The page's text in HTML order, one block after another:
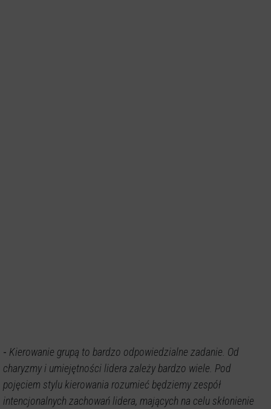
- Kierowanie grupą to bardzo odpowiedzialne zadanie. Od
charyzmy i umiejętności lidera zależy bardzo wiele. Pod
pojęciem stylu kierowania rozumieć będziemy zespół
intencjonalnych zachowań lidera, mających na celu skłonienie